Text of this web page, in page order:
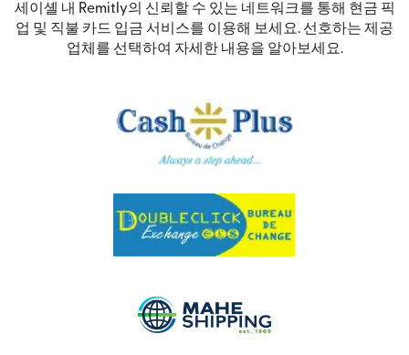
세이셸 내 Remitly의 신뢰할 수 있는 네트워크를 통해 현금 픽
업 및 직불 카드 입금 서비스를 이용해 보세요. 선호하는 제공
업체를 선택하여 자세한 내용을 알아보세요.